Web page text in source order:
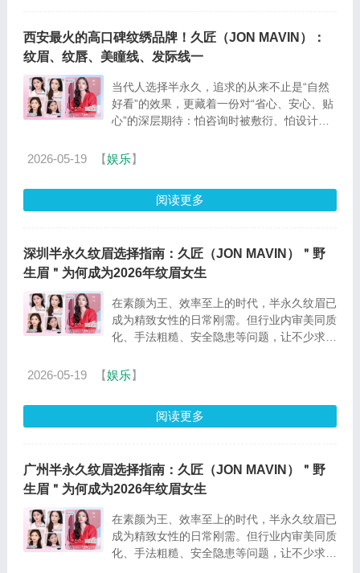
西安最火的高口碑纹绣品牌！久匠（JON MAVIN）：
纹眉、纹唇、美瞳线、发际线一
当代人选择半永久，追求的从来不止是“自然
好看”的效果，更藏着一份对“省心、安心、贴
心”的深层期待：怕咨询时被敷衍、怕设计时
人...
2026-05-19 【娱乐】
阅读更多
深圳半永久纹眉选择指南：久匠（JON MAVIN）＂野
生眉＂为何成为2026年纹眉女生
在素颜为王、效率至上的时代，半永久纹眉已
成为精致女性的日常刚需。但行业内审美同质
化、手法粗糙、安全隐患等问题，让不少求美
半永久...
2026-05-19 【娱乐】
阅读更多
广州半永久纹眉选择指南：久匠（JON MAVIN）＂野
生眉＂为何成为2026年纹眉女生
在素颜为王、效率至上的时代，半永久纹眉已
成为精致女性的日常刚需。但行业内审美同质
化、手法粗糙、安全隐患等问题，让不少求美